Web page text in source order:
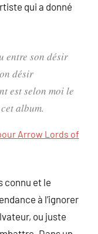
qui a donné
entre son désir
désir
est selon moi le
album.
Arrow Lords of
connu et le
à l’ignorer
ou juste